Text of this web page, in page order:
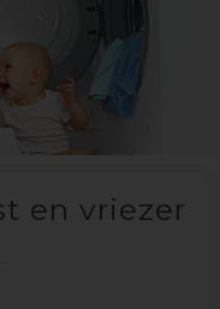
en vriezer